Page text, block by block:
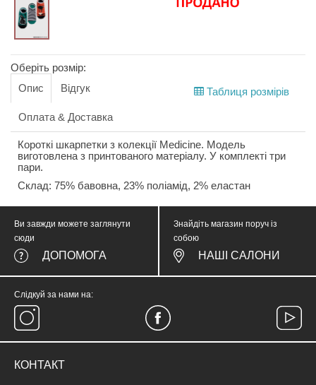
Оберіть розмір:
Таблиця розмірів
Опис Відгук
Оплата & Доставка
Короткі шкарпетки з колекції Medicine. Модель
виготовлена з принтованого матеріалу. У комплекті три
пари.
Склад: 75% бавовна, 23% поліамід, 2% еластан
Ви завжди можете заглянути
сюди
ДОПОМОГА
Знайдіть магазин поруч із
собою
НАШІ САЛОНИ
Слідкуй за нами на:
КОНТАКТ